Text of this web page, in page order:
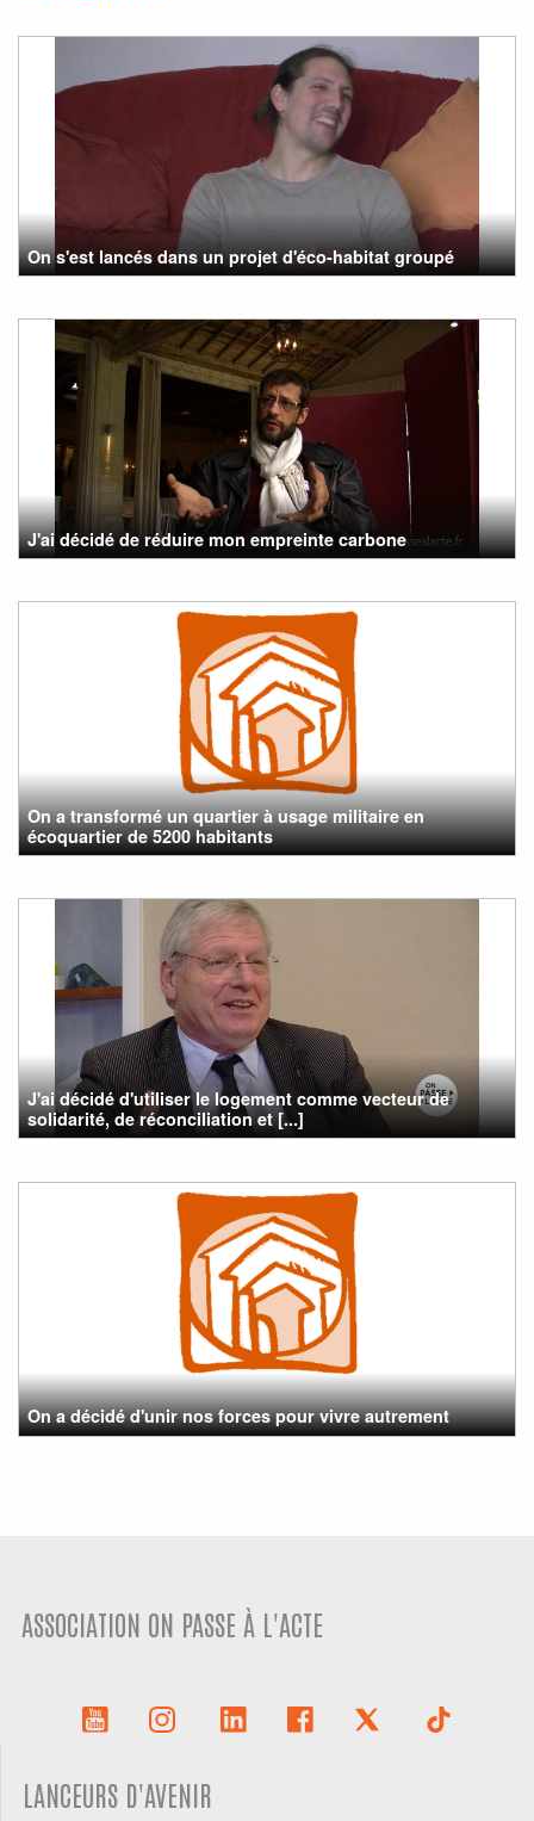
On s'est lancés dans un projet d'éco-habitat groupé
J'ai décidé de réduire mon empreinte carbone
On a transformé un quartier à usage militaire en
écoquartier de 5200 habitants
J'ai décidé d'utiliser le logement comme vecteur de
solidarité, de réconciliation et [...]
On a décidé d'unir nos forces pour vivre autrement
ASSOCIATION ON PASSE À L'ACTE
LANCEURS D'AVENIR